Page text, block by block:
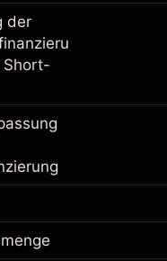
der
der
Short-
Investition